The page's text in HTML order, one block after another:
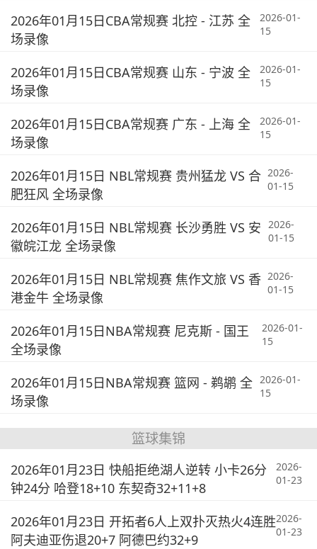
2026年01月15日CBA常规赛 北控 - 江苏 全
场录像
2026-01-
15
2026年01月15日CBA常规赛 山东 - 宁波 全
场录像
2026-01-
15
2026年01月15日CBA常规赛 广东 - 上海 全
场录像
2026-01-
15
2026年01月15日 NBL常规赛 贵州猛龙 VS 合
肥狂风 全场录像
2026-
01-15
2026年01月15日 NBL常规赛 长沙勇胜 VS 安
徽皖江龙 全场录像
2026-
01-15
2026年01月15日 NBL常规赛 焦作文旅 VS 香
港金牛 全场录像
2026-
01-15
2026年01月15日NBA常规赛 尼克斯 - 国王
全场录像
2026-01-
15
2026年01月15日NBA常规赛 篮网 - 鹈鹕 全
场录像
2026-01-
15
篮球集锦
2026年01月23日 快船拒绝湖人逆转 小卡26分
钟24分 哈登18+10 东契奇32+11+8
2026-
01-23
2026年01月23日 开拓者6人上双扑灭热火4连胜
阿夫迪亚伤退20+7 阿德巴约32+9
2026-
01-23